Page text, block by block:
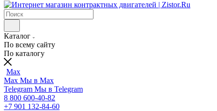
Каталог
По всему сайту
По каталогу
Max
Max Мы в Max
Telegram Мы в Telegram
8 800 600-40-82
+7 901 132-84-60